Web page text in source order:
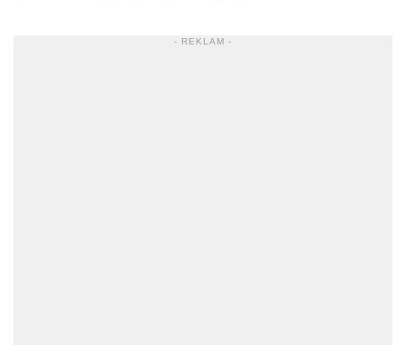
- REKLAM -